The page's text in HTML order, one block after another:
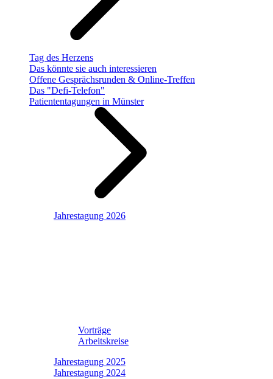
Tag des Herzens
Das könnte sie auch interessieren
Offene Gesprächsrunden & Online-Treffen
Das "Defi-Telefon"
Patiententagungen in Münster
Jahrestagung 2026
Vorträge
Arbeitskreise
Jahrestagung 2025
Jahrestagung 2024